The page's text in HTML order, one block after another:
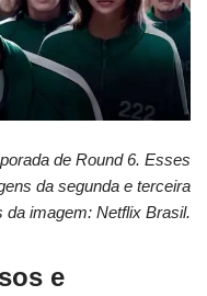
de Round 6. Esses
da segunda e terceira
da imagem: Netflix Brasil.
e